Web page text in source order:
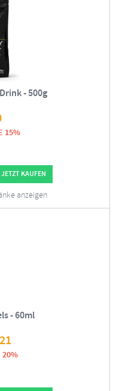
- 500g
15%
JETZT KAUFEN
anzeigen
- 60ml
20%